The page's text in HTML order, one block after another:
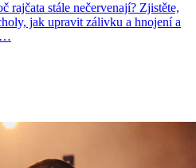
rajčata stále nečervenají? Zjistěte,
jak upravit zálivku a hnojení a
…